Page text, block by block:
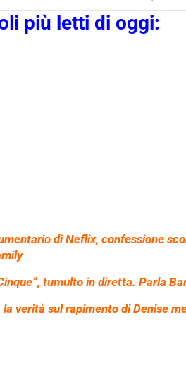
più letti di oggi:
di Neflix, confessione
tumulto in diretta. Parla
verità sul rapimento di Denise